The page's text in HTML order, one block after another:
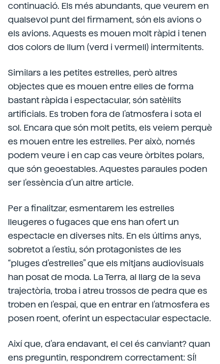
continuació. Els més abundants, que veurem en
qualsevol punt del firmament, són els avions o
els avions. Aquests es mouen molt ràpid i tenen
dos colors de llum (verd i vermell) intermitents.
Similars a les petites estrelles, però altres
objectes que es mouen entre elles de forma
bastant ràpida i espectacular, són satèl·lits
artificials. Es troben fora de l'atmosfera i sota el
sol. Encara que són molt petits, els veiem perquè
es mouen entre les estrelles. Per això, només
podem veure i en cap cas veure òrbites polars,
que són geoestables. Aquestes paraules poden
ser l'essència d'un altre article.
Per a finalitzar, esmentarem les estrelles
lleugeres o fugaces que ens han ofert un
espectacle en diverses nits. En els últims anys,
sobretot a l'estiu, són protagonistes de les
“pluges d'estrelles” que els mitjans audiovisuals
han posat de moda. La Terra, al llarg de la seva
trajectòria, troba i atreu trossos de pedra que es
troben en l'espai, que en entrar en l'atmosfera es
posen roent, oferint un espectacular espectacle.
Així que, d'ara endavant, el cel és canviant? quan
ens preguntin, respondrem correctament: SÍ!